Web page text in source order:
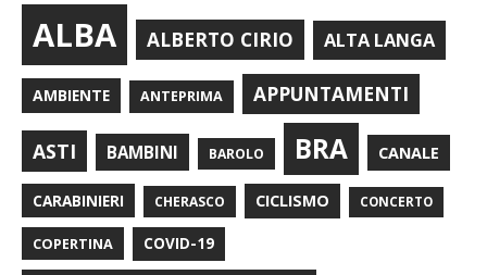
ALBA ALBERTO CIRIO ALTA LANGA
AMBIENTE ANTEPRIMA APPUNTAMENTI
ASTI BAMBINI BAROLO BRA CANALE
CARABINIERI CHERASCO CICLISMO CONCERTO
COPERTINA COVID-19